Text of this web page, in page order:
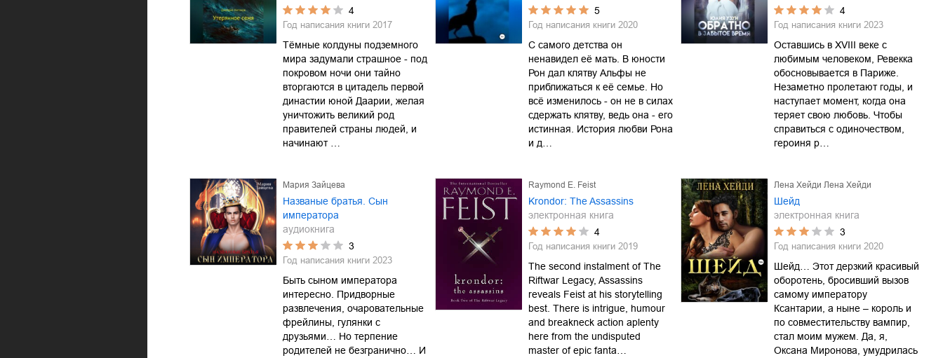
4
Год написания книги 2017
Тёмные колдуны подземного
мира задумали страшное - под
покровом ночи они тайно
вторгаются в цитадель первой
династии юной Даарии, желая
уничтожить великий род
правителей страны людей, и
начинают …
5
Год написания книги 2020
С самого детства он
ненавидел её мать. В юности
Рон дал клятву Альфы не
приближаться к её семье. Но
всё изменилось - он не в силах
сдержать клятву, ведь она - его
истинная. История любви Рона
и д…
4
Год написания книги 2023
Оставшись в XVIII веке с
любимым человеком, Ревекка
обосновывается в Париже.
Незаметно пролетают годы, и
наступает момент, когда она
теряет свою любовь. Чтобы
справиться с одиночеством,
героиня р…
Мария Зайцева
Названые братья. Сын
императора
аудиокнига
3
Год написания книги 2023
Быть сыном императора
интересно. Придворные
развлечения, очаровательные
фрейлины, гулянки с
друзьями… Но терпение
родителей не безгранично… И
Raymond E. Feist
Krondor: The Assassins
электронная книга
4
Год написания книги 2019
The second instalment of The
Riftwar Legacy, Assassins
reveals Feist at his storytelling
best. There is intrigue, humour
and breakneck action aplenty
here from the undisputed
master of epic fanta…
Лена Хейди Лена Хейди
Шейд
электронная книга
3
Год написания книги 2020
Шейд… Этот дерзкий красивый
оборотень, бросивший вызов
самому императору
Ксантарии, а ныне – король и
по совместительству вампир,
стал моим мужем. Да, я,
Оксана Миронова, умудрилась